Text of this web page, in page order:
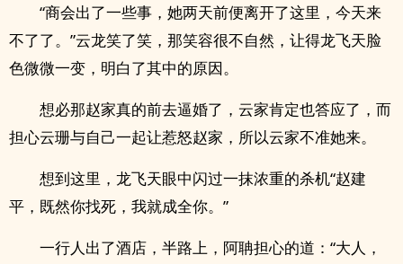
“商会出了一些事，她两天前便离开了这里，今天来
不了了。”云龙笑了笑，那笑容很不自然，让得龙飞天脸
色微微一变，明白了其中的原因。
想必那赵家真的前去逼婚了，云家肯定也答应了，而
担心云珊与自己一起让惹怒赵家，所以云家不准她来。
想到这里，龙飞天眼中闪过一抹浓重的杀机“赵建
平，既然你找死，我就成全你。”
一行人出了酒店，半路上，阿聃担心的道：“大人，